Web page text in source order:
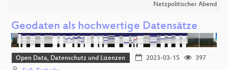
Netzpolitischer Abend
Geodaten als hochwertige Datensätze
Open Data, Datenschutz und Lizenzen 2023-03-15
397